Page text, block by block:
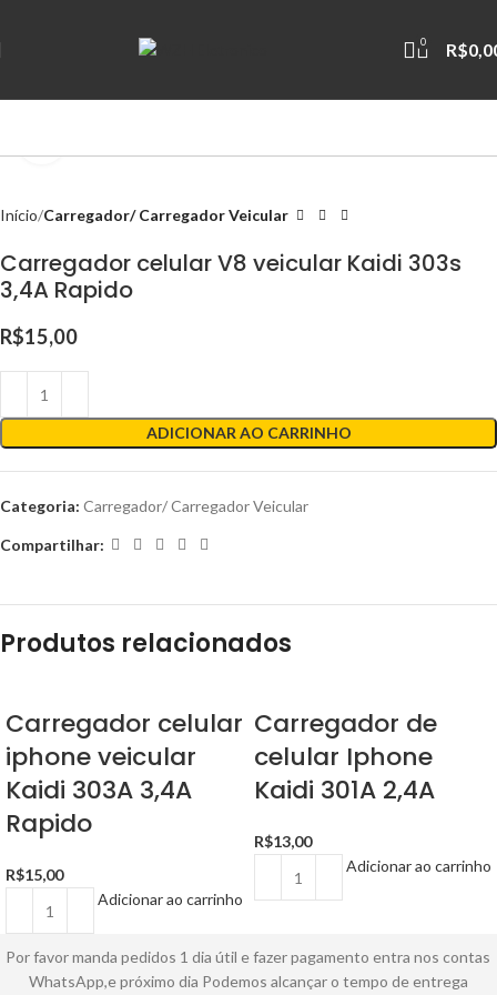
0 R$
Início Carregador/ Carregador Veicular
Carregador celular V8 veicular Kaidi 303s
3,4A Rapido
R$15,00
ADICIONAR AO CARRINHO
Categoria: Carregador/ Carregador Veicular
Compartilhar:
Produtos relacionados
Carregador celular
iphone veicular
Kaidi 303A 3,4A
Rapido
R$15,00
Adicionar ao carrinho
Carregador de
celular Iphone
Kaidi 301A 2,4A
R$13,00
Adicionar ao carrinho
Por favor manda pedidos 1 dia útil e fazer pagamento entra nos contas
WhatsApp,e próximo dia Podemos alcançar o tempo de entrega